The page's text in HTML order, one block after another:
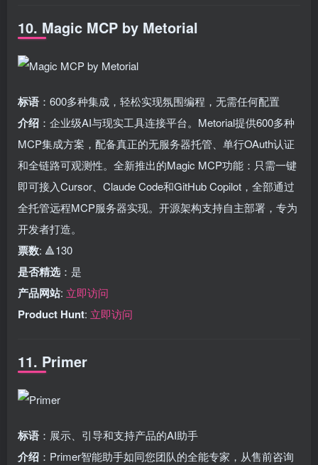
10. Magic MCP by Metorial
标语 ：600多种集成，轻松实现氛围编程，无需任何配置
介绍 ：企业级AI与现实工具连接平台。Metorial提供600多种
MCP集成方案，配备真正的无服务器托管、单行OAuth认证
和全链路可观测性。全新推出的Magic MCP功能：只需一键
即可接入Cursor、Claude Code和GitHub Copilot，全部通过
全托管远程MCP服务器实现。开源架构支持自主部署，专为
开发者打造。
票数: 🔺130
是否精选 ：是
产品网站: 立即访问
Product Hunt: 立即访问
11. Primer
标语 ：展示、引导和支持产品的AI助手
介绍 ：Primer智能助手如同您团队的全能专家，从售前咨询